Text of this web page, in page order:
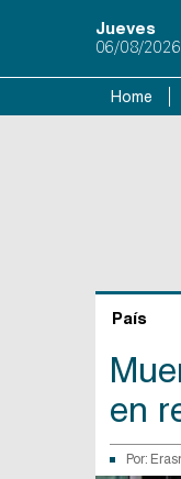
Jueves
06/08/2026
Home
País
en
Por: